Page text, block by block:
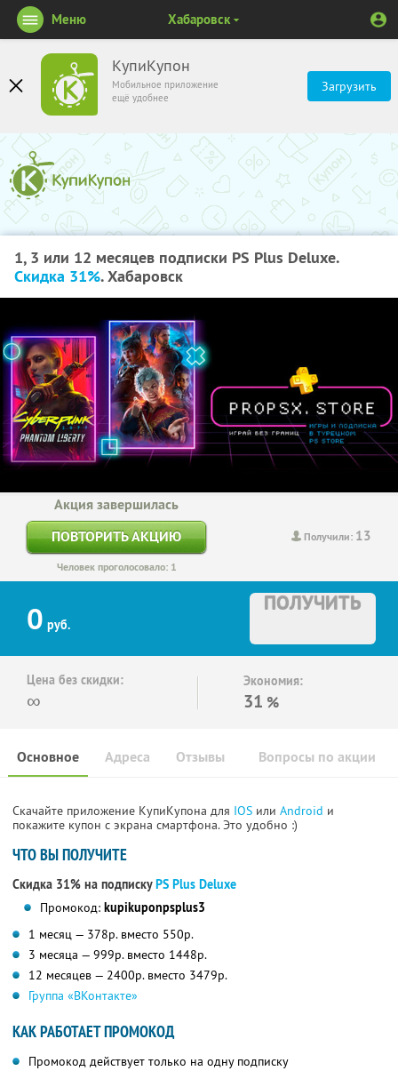
КупиКупон
Мобильное приложение
ещё удобнее
Загрузить
Меню Хабаровск
1, 3 или 12 месяцев подписки PS Plus Deluxe.
Скидка 31%. Хабаровск
Получили: 13
Акция завершилась
ПОВТОРИТЬ АКЦИЮ
Человек проголосовало: 1
0 руб.
ПОЛУЧИТЬ
Цена без скидки:
∞
Экономия:
31 %
Основное Отзывы Вопросы по акции
Адреса
Скачайте приложение КупиКупона для IOS или Android и
покажите купон с экрана смартфона. Это удобно :)
ЧТО ВЫ ПОЛУЧИТЕ
Скидка 31% на подпискуPS Plus Deluxe
Промокод: kupikuponpsplus3
1 месяц — 378р. вместо 550р.
3 месяца — 999р. вместо 1448р.
12 месяцев — 2400р. вместо 3479р.
Группа «ВКонтакте»
КАК РАБОТАЕТ ПРОМОКОД
Промокод действует только на одну подписку